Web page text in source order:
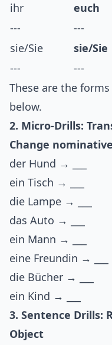
ihr
euch
---
---
sie/Sie
sie/Sie
---
---
These are the
below.
2. Micro-Drills:
Change
der Hund → ___
ein Tisch → ___
die Lampe → ___
das Auto → ___
ein Mann → ___
eine Freundin → ___
die Bücher → ___
ein Kind → ___
3. Sentence Drills:
Object